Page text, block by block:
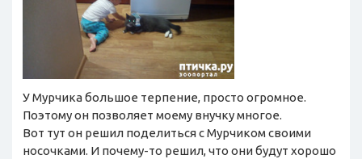
У Мурчика большое терпение, просто огромное.
Поэтому он позволяет моему внучку многое.
Вот тут он решил поделиться с Мурчиком своими
носочками. И почему-то решил, что они будут хорошо